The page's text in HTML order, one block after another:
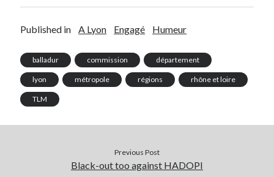
Published in A Lyon Engagé Humeur
balladur commission département
lyon métropole régions rhône et loire
TLM
Previous Post
Black-out too against HADOPI